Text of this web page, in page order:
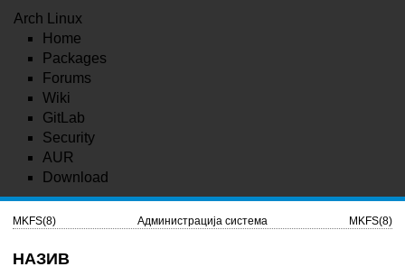
Arch Linux
Home
Packages
Forums
Wiki
GitLab
Security
AUR
Download
MKFS(8) Администрација система MKFS(8)
НАЗИВ